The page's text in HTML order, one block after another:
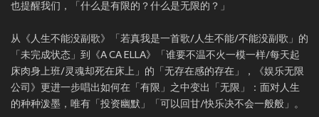
也提醒我们，「什么是有限的？什么是无限的？」
从《人生不能没副歌》「若真我是一首歌/人生不能/不能没副歌」的
「未完成状态」到《A CA ELLA》「谁要不温不火一模一样/每天起
床肉身上班/灵魂却死在床上」的「无存在感的存在」，《娱乐无限
公司》更进一步唱出如何在「有限」之中变出「无限」：面对人生
的种种泼墨，唯有「投资幽默」「可以回甘/快乐决不会一般般」。